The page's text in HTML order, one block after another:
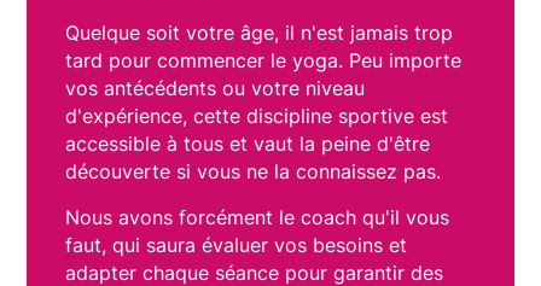
Quelque soit votre âge, il n'est jamais trop
tard pour commencer le yoga. Peu importe
vos antécédents ou votre niveau
d'expérience, cette discipline sportive est
accessible à tous et vaut la peine d'être
découverte si vous ne la connaissez pas.
Nous avons forcément le coach qu'il vous
faut, qui saura évaluer vos besoins et
adapter chaque séance pour garantir des